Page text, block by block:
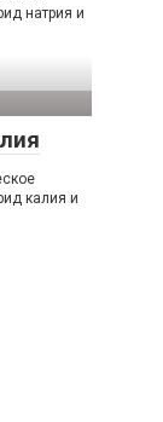
натрия и
калия и